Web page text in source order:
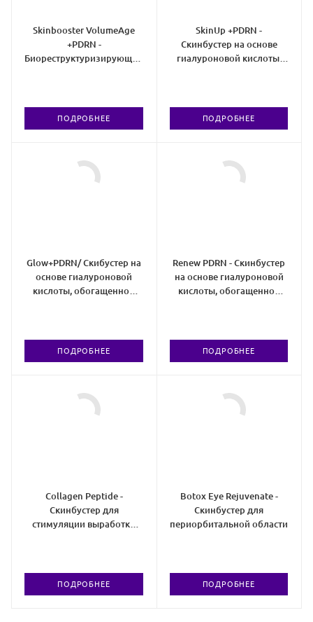
Skinbooster VolumeAge
+PDRN -
Биореструктуризирующий
ПОДРОБНЕЕ
SkinUp +PDRN -
Скинбустер на основе
гиалуроновой кислоты,
ПОДРОБНЕЕ
Glow+PDRN/ Скибустер на
основе гиалуроновой
кислоты, обогащенной
ПОДРОБНЕЕ
Renew PDRN - Скинбустер
на основе гиалуроновой
кислоты, обогащенной
ПОДРОБНЕЕ
Collagen Peptide -
Скинбустер для
стимуляции выработки
ПОДРОБНЕЕ
Botox Eye Rejuvenate -
Скинбустер для
периорбитальной области
ПОДРОБНЕЕ